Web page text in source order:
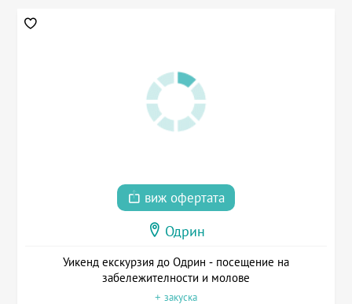
виж офертата
Одрин
Уикенд екскурзия до Одрин - посещение на
забележителности и молове
+ закуска